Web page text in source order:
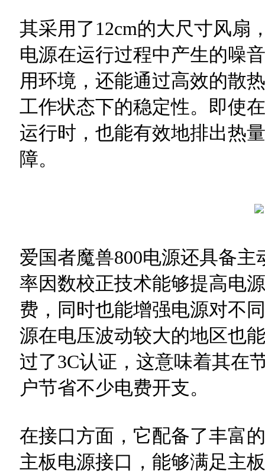
其采用了12cm的大尺寸风扇
电源在运行过程中产生的噪
用环境，还能通过高效的散
工作状态下的稳定性。即使
运行时，也能有效地排出热
障。
爱国者魔兽800电源还具备
率因数校正技术能够提高电
费，同时也能增强电源对不
源在电压波动较大的地区也
过了3C认证，这意味着其在
户节省不少电费开支。
在接口方面，它配备了丰富
主板电源接口，能够满足主